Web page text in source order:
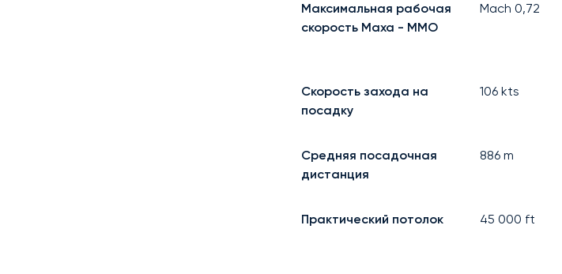
Максимальная рабочая
скорость Маха - MMO
Mach0,72
Скорость захода на
посадку
106 kts
Средняя посадочная
дистанция
886 m
Практический потолок 45 000 ft